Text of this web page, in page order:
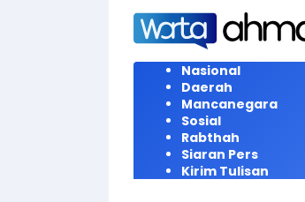
Langsung
konten
Nasional
Daerah
Mancanegara
Sosial
Rabthah
Siaran Pers
Kirim Tulisan